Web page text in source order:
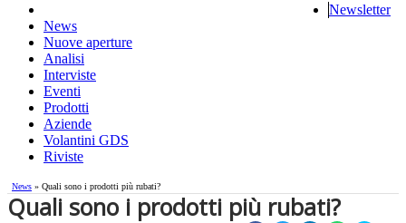
Newsletter
News
Nuove aperture
Analisi
Interviste
Eventi
Prodotti
Aziende
Volantini GDS
Riviste
News » Quali sono i prodotti più rubati?
Quali sono i prodotti più rubati?